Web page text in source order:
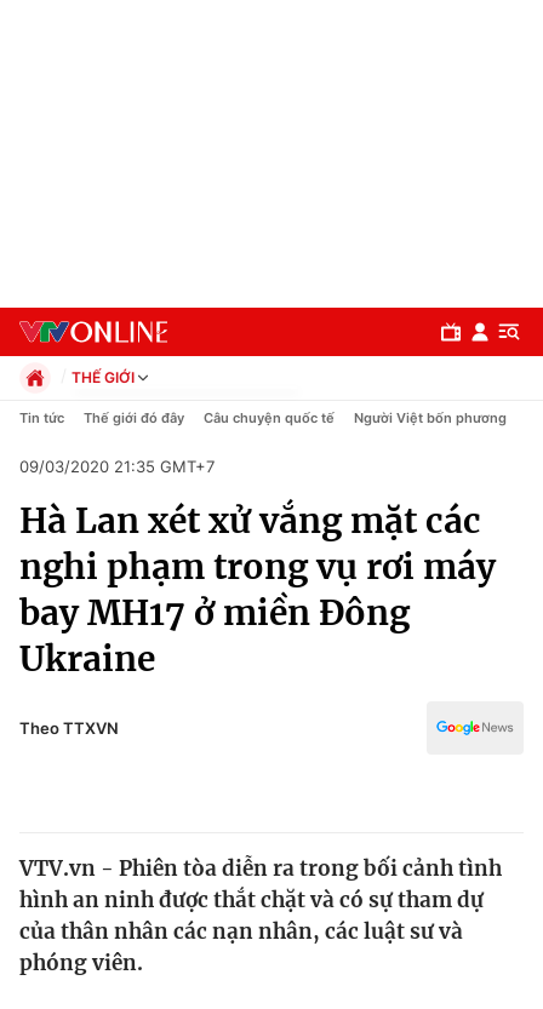
Chuyên mục
Chính trị
Xã hội
Tin tức
Thế giới đó đây
Câu chuyện quốc tế
Kinh tế
Tài chính
Dữ liệu và đời sống
THẾ GIỚI
Chính trị
Pháp luật
Kinh tế
Thể thao
Truyền hình
Văn hóa - Giải trí
Đời sống
Giáo dục
Tin tức Thế giới đó đây Câu chuyện quốc tế Người Việt bốn phương
09/03/2020 21:35 GMT+7
Hà Lan xét xử vắng mặt các
nghi phạm trong vụ rơi máy
bay MH17 ở miền Đông
Ukraine
Theo TTXVN
VTV.vn - Phiên tòa diễn ra trong bối cảnh tình
hình an ninh được thắt chặt và có sự tham dự
của thân nhân các nạn nhân, các luật sư và
phóng viên.